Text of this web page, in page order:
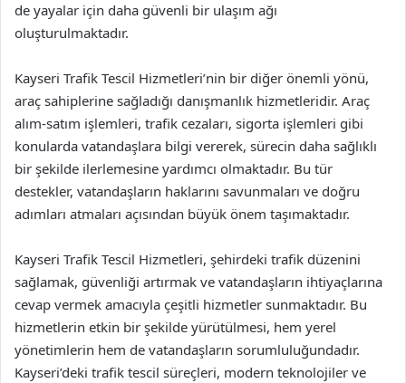
de yayalar için daha güvenli bir ulaşım ağı
oluşturulmaktadır.
Kayseri Trafik Tescil Hizmetleri’nin bir diğer önemli yönü,
araç sahiplerine sağladığı danışmanlık hizmetleridir. Araç
alım-satım işlemleri, trafik cezaları, sigorta işlemleri gibi
konularda vatandaşlara bilgi vererek, sürecin daha sağlıklı
bir şekilde ilerlemesine yardımcı olmaktadır. Bu tür
destekler, vatandaşların haklarını savunmaları ve doğru
adımları atmaları açısından büyük önem taşımaktadır.
Kayseri Trafik Tescil Hizmetleri, şehirdeki trafik düzenini
sağlamak, güvenliği artırmak ve vatandaşların ihtiyaçlarına
cevap vermek amacıyla çeşitli hizmetler sunmaktadır. Bu
hizmetlerin etkin bir şekilde yürütülmesi, hem yerel
yönetimlerin hem de vatandaşların sorumluluğundadır.
Kayseri’deki trafik tescil süreçleri, modern teknolojiler ve